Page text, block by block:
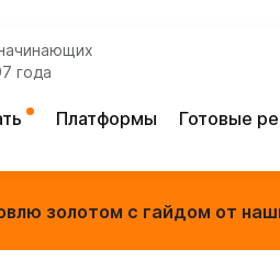
года
Платформы Готовые
золотом с гайдом от